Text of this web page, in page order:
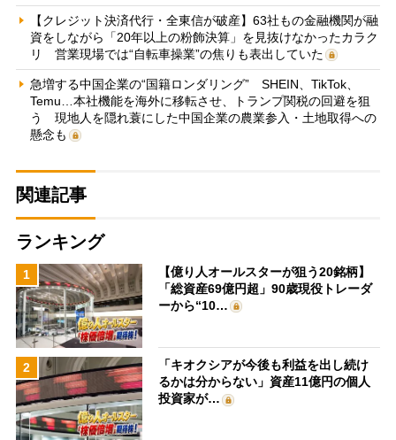
【クレジット決済代行・全東信が破産】63社もの金融機関が融
資をしながら「20年以上の粉飾決算」を見抜けなかったカラク
リ 営業現場では“自転車操業”の焦りも表出していた
急増する中国企業の“国籍ロンダリング” SHEIN、TikTok、
Temu…本社機能を海外に移転させ、トランプ関税の回避を狙
う 現地人を隠れ蓑にした中国企業の農業参入・土地取得への
懸念も
関連記事
ランキング
1
【億り人オールスターが狙う20銘柄】
「総資産69億円超」90歳現役トレーダ
ーから“10…
2
「キオクシアが今後も利益を出し続け
るかは分からない」資産11億円の個人
投資家が…